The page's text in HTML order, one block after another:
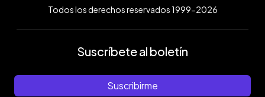
Todos los derechos reservados 1999-2026
Suscríbete al boletín
Suscribirme